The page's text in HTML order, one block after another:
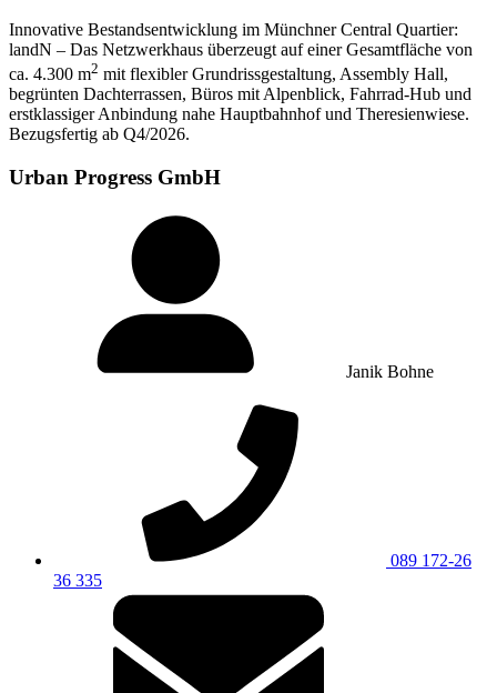
Innovative Bestandsentwicklung im Münchner Central Quartier:
landN – Das Netzwerkhaus überzeugt auf einer Gesamtfläche von
ca. 4.300 m2 mit flexibler Grundrissgestaltung, Assembly Hall,
begrünten Dachterrassen, Büros mit Alpenblick, Fahrrad-Hub und
erstklassiger Anbindung nahe Hauptbahnhof und Theresienwiese.
Bezugsfertig ab Q4/2026.
Urban Progress GmbH
Janik Bohne
089 172-26
36 335